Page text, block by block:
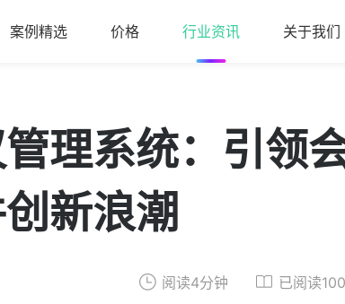
案例精选 价格 行业资讯 关于我们
理系统：引领
新浪潮
阅读4分钟 已阅读